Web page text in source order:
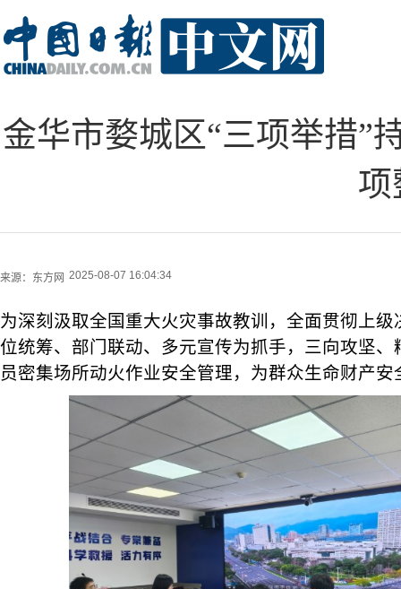
金华市婺城区“三项举措”
项
来源： 东方网 2025-08-07 16:04:34
为深刻汲取全国重大火灾事故教训，全面贯彻上
位统筹、部门联动、多元宣传为抓手，三向攻坚
员密集场所动火作业安全管理，为群众生命财产安